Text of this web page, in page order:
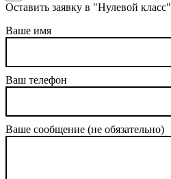
Оставить заявку в "Нулевой класс"
Ваше имя
Ваш телефон
Ваше сообщение (не обязательно)